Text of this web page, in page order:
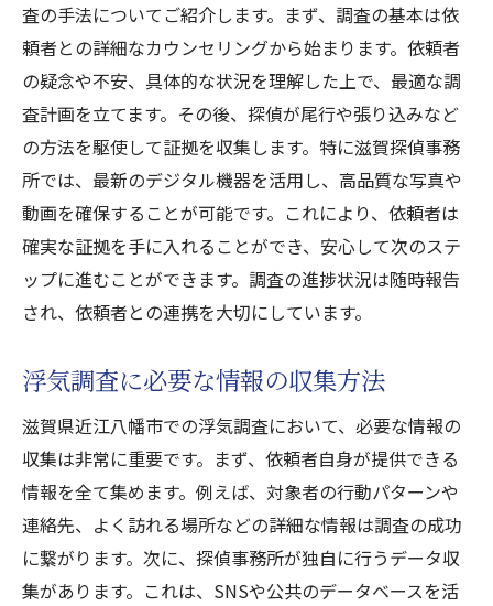
探偵事務所のカウンセリングサービス
心のケアを重視した浮気調査
最新技術と豊富な経験近江八幡市の浮気調査は
滋賀探偵事務所
最新の調査技術の紹介
経験豊富な探偵の強みとは
最新技術を活用した浮気調査
探偵事務所の技術革新
経験が生み出す確実な調査結果
プライバシーを守る滋賀探偵事務所近江八幡市
での浮気調査
探偵事務所のプライバシー保護体制
浮気調査における個人情報の取り扱い
プライバシーを守るための具体策
安全に依頼できる探偵事務所
査の手法についてご紹介します。まず、調査の基本は依
頼者との詳細なカウンセリングから始まります。依頼者
の疑念や不安、具体的な状況を理解した上で、最適な調
査計画を立てます。その後、探偵が尾行や張り込みなど
の方法を駆使して証拠を収集します。特に滋賀探偵事務
所では、最新のデジタル機器を活用し、高品質な写真や
動画を確保することが可能です。これにより、依頼者は
確実な証拠を手に入れることができ、安心して次のステ
ップに進むことができます。調査の進捗状況は随時報告
され、依頼者との連携を大切にしています。
浮気調査に必要な情報の収集方法
滋賀県近江八幡市での浮気調査において、必要な情報の
収集は非常に重要です。まず、依頼者自身が提供できる
情報を全て集めます。例えば、対象者の行動パターンや
連絡先、よく訪れる場所などの詳細な情報は調査の成功
に繋がります。次に、探偵事務所が独自に行うデータ収
集があります。これは、SNSや公共のデータベースを活